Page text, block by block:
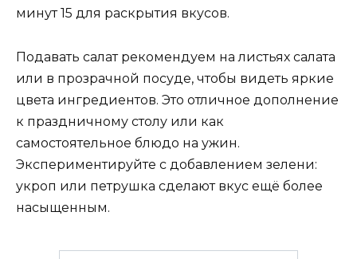
минут 15 для раскрытия вкусов.
Подавать салат рекомендуем на листьях салата
или в прозрачной посуде, чтобы видеть яркие
цвета ингредиентов. Это отличное дополнение
к праздничному столу или как
самостоятельное блюдо на ужин.
Экспериментируйте с добавлением зелени:
укроп или петрушка сделают вкус ещё более
насыщенным.